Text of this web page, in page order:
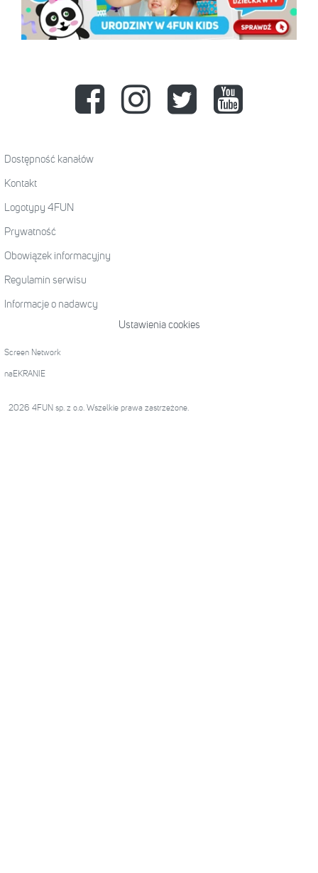
Dostępność kanałów
Kontakt
Logotypy 4FUN
Prywatność
Obowiązek informacyjny
Regulamin serwisu
Informacje o nadawcy
Ustawienia cookies
Screen Network
naEKRANIE
2026 4FUN sp. z o.o. Wszelkie prawa zastrzeżone.